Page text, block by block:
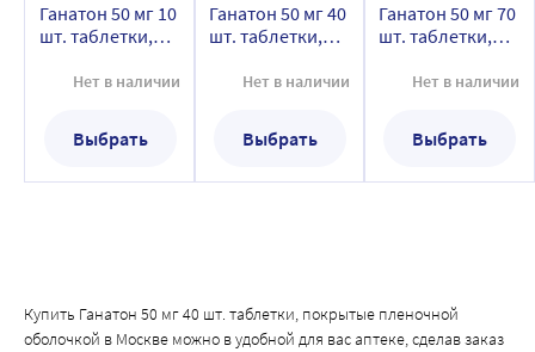
Ганатон 50 мг 10
шт. таблетки,
пленочной
Нет в наличии
Выбрать
Ганатон 50 мг 40
шт. таблетки,
пленочной
Нет в наличии
Выбрать
Ганатон 50 мг 70
шт. таблетки,
пленочной
Нет в наличии
Выбрать
Купить Ганатон 50 мг 40 шт. таблетки, покрытые пленочной
оболочкой в Москве можно в удобной для вас аптеке, сделав заказ